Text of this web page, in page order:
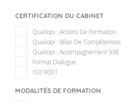
CERTIFICATION DU CABINET
Qualiopi : Actions De Formation
Qualiopi : Bilan De Compétences
Qualiopi : Accompagnement VAE
Format Dialogue
ISO 9001
MODALITÉS DE FORMATION